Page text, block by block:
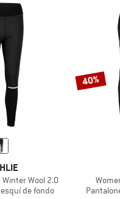
Wool 2.0
de fondo
40%